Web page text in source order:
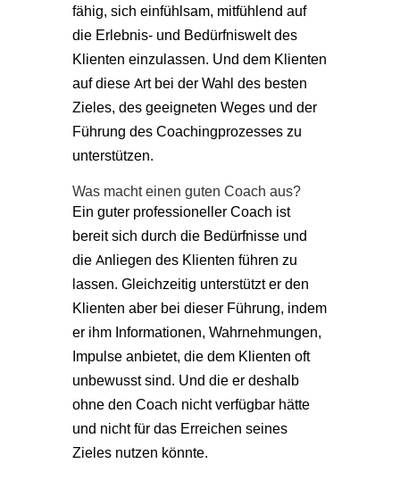
fähig, sich einfühlsam, mitfühlend auf
die Erlebnis- und Bedürfniswelt des
Klienten einzulassen. Und dem Klienten
auf diese Art bei der Wahl des besten
Zieles, des geeigneten Weges und der
Führung des Coachingprozesses zu
unterstützen.
Was macht einen guten Coach aus?
Ein guter professioneller Coach ist
bereit sich durch die Bedürfnisse und
die Anliegen des Klienten führen zu
lassen. Gleichzeitig unterstützt er den
Klienten aber bei dieser Führung, indem
er ihm Informationen, Wahrnehmungen,
Impulse anbietet, die dem Klienten oft
unbewusst sind. Und die er deshalb
ohne den Coach nicht verfügbar hätte
und nicht für das Erreichen seines
Zieles nutzen könnte.